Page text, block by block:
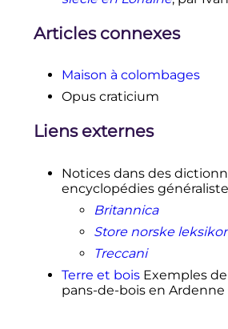
français, sur
(consultée le 23 avril
Articles connexes
Maison à colombages
Opus craticium
Liens externes
Notices dans des
encyclopédies
Britannica
Store norske
Treccani
Terre et boisExemples
pans-de-bois en Ardenne